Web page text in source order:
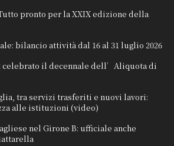
pronto per la XXIX edizione della
bilancio attività dal 16 al 31 luglio 2026
celebrato il decennale dell’Aliquota di
tra servizi trasferiti e nuovi lavori:
alle istituzioni (video)
nel Girone B: ufficiale anche